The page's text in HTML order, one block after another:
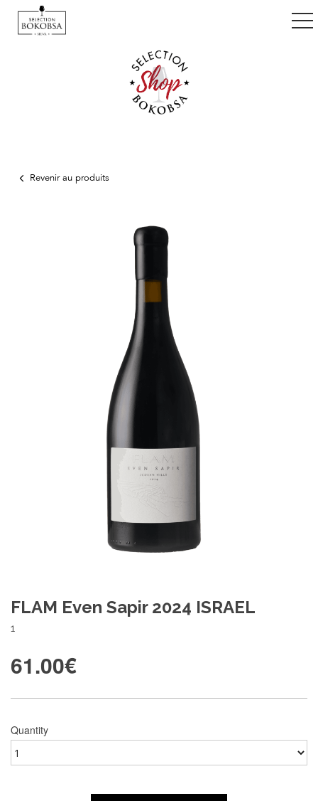
navigation
Revenir au produits
FLAM Even Sapir 2024 ISRAEL
1
61.00€
Quantity